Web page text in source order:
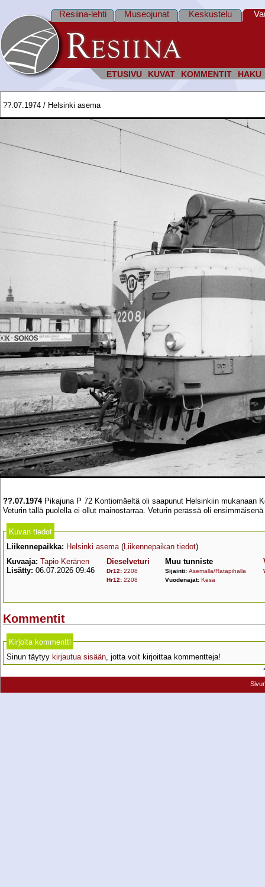
ETUSIVU KUVAT KOMMENTIT HAKU
Resiina-lehti Museojunat Keskustelu
??.07.1974 / Helsinki asema
??.07.1974Pikajuna P 72 Kontiomäeltä oli saapunut Helsinkiin mukanaan
Veturin tällä puolella ei ollut mainostarraa. Veturin perässä oli
Kuvan tiedot
Liikennepaikka: Helsinki asema ( Liikennepaikan tiedot)
Kuvaaja: Tapio Keränen
Lisätty: 06.07.2026 09:46
Dieselveturi
Dr12: 2208
Hr12: 2208
Muu tunniste
Sijainti: Asemalla/Ratapihalla
Vuodenajat: Kesä
Kommentit
Kirjoita kommentti
Sinun täytyy kirjautua sisään, jotta voit kirjoittaa kommentteja!